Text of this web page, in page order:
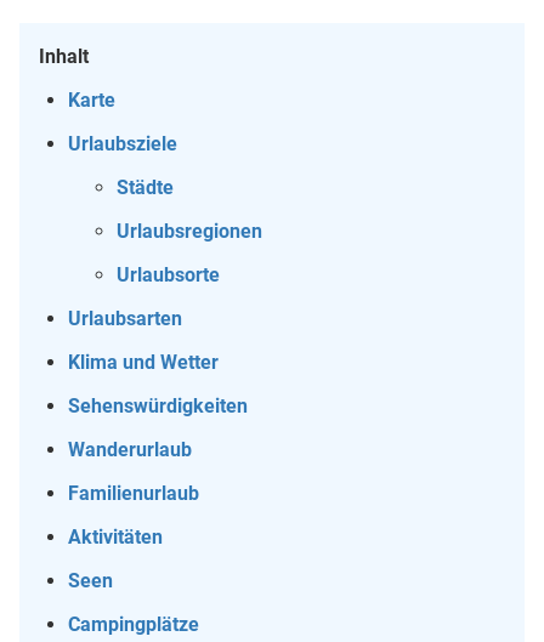
Inhalt
Karte
Urlaubsziele
Städte
Urlaubsregionen
Urlaubsorte
Urlaubsarten
Klima und Wetter
Sehenswürdigkeiten
Wanderurlaub
Familienurlaub
Aktivitäten
Seen
Campingplätze